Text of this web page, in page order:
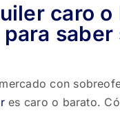
caro
para
con
es caro o barato.